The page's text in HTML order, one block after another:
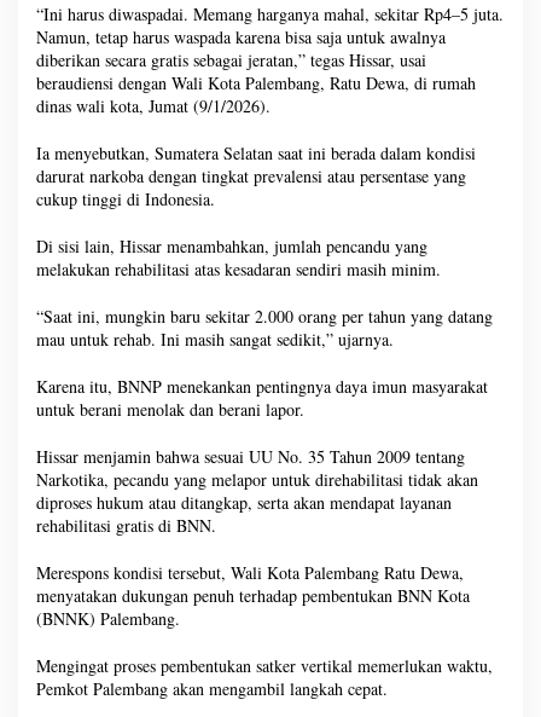
“Ini harus diwaspadai. Memang harganya mahal, sekitar Rp4–5 juta.
Namun, tetap harus waspada karena bisa saja untuk awalnya
diberikan secara gratis sebagai jeratan,” tegas Hissar, usai
beraudiensi dengan Wali Kota Palembang, Ratu Dewa, di rumah
dinas wali kota, Jumat (9/1/2026).
Ia menyebutkan, Sumatera Selatan saat ini berada dalam kondisi
darurat narkoba dengan tingkat prevalensi atau persentase yang
cukup tinggi di Indonesia.
Di sisi lain, Hissar menambahkan, jumlah pencandu yang
melakukan rehabilitasi atas kesadaran sendiri masih minim.
“Saat ini, mungkin baru sekitar 2.000 orang per tahun yang datang
mau untuk rehab. Ini masih sangat sedikit,” ujarnya.
Karena itu, BNNP menekankan pentingnya daya imun masyarakat
untuk berani menolak dan berani lapor.
Hissar menjamin bahwa sesuai UU No. 35 Tahun 2009 tentang
Narkotika, pecandu yang melapor untuk direhabilitasi tidak akan
diproses hukum atau ditangkap, serta akan mendapat layanan
rehabilitasi gratis di BNN.
Merespons kondisi tersebut, Wali Kota Palembang Ratu Dewa,
menyatakan dukungan penuh terhadap pembentukan BNN Kota
(BNNK) Palembang.
Mengingat proses pembentukan satker vertikal memerlukan waktu,
Pemkot Palembang akan mengambil langkah cepat.